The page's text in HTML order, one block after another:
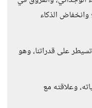
وانخفاض الذكاء
على قدراتنا، وهو
وعلاقته مع